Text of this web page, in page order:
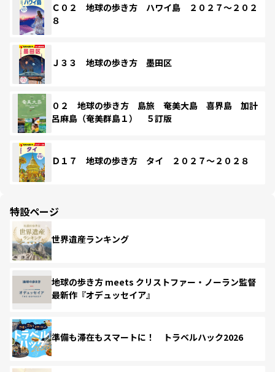
Ｃ０２ 地球の歩き方 ハワイ島 ２０２７～２０２
８
Ｊ３３ 地球の歩き方 墨田区
０２ 地球の歩き方 島旅 奄美大島 喜界島 加計
呂麻島（奄美群島１） ５訂版
Ｄ１７ 地球の歩き方 タイ ２０２７～２０２８
特設ページ
世界遺産ランキング
地球の歩き方 meets クリストファー・ノーラン監督
最新作『オデュッセイア』
準備も滞在もスマートに！ トラベルハック2026